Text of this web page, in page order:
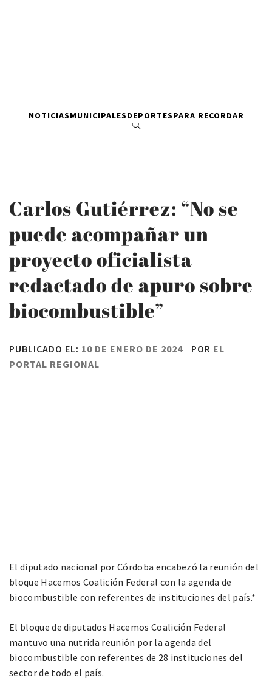
NOTICIASMUNICIPALESDEPORTESPARA RECORDAR
Carlos Gutiérrez: “No se
puede acompañar un
proyecto oficialista
redactado de apuro sobre
biocombustible”
PUBLICADO EL: 10 DE ENERO DE 2024 POR EL
PORTAL REGIONAL
El diputado nacional por Córdoba encabezó la reunión del
bloque Hacemos Coalición Federal con la agenda de
biocombustible con referentes de instituciones del país.*
El bloque de diputados Hacemos Coalición Federal
mantuvo una nutrida reunión por la agenda del
biocombustible con referentes de 28 instituciones del
sector de todo el país.